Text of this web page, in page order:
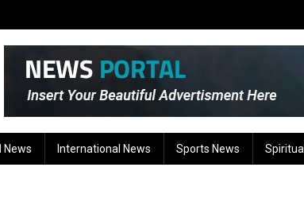
News International News Sports News Spiritual